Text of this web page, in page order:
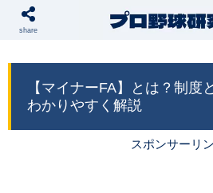
本サイトではプロモーション
【マイナーFA】とは？制度
わかりやすく解説
スポンサーリ
share